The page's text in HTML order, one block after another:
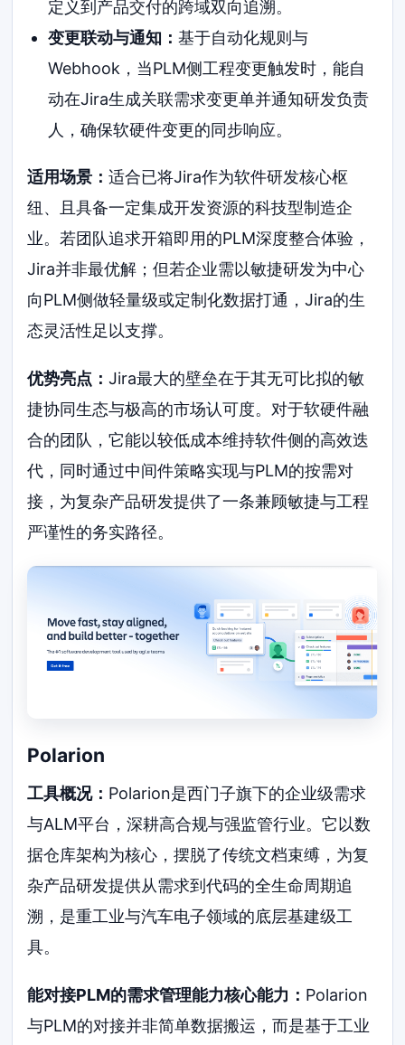
定义到产品交付的跨域双向追溯。
变更联动与通知： 基于自动化规则与
Webhook，当PLM侧工程变更触发时，能自
动在Jira生成关联需求变更单并通知研发负责
人，确保软硬件变更的同步响应。
适用场景：适合已将Jira作为软件研发核心枢
纽、且具备一定集成开发资源的科技型制造企
业。若团队追求开箱即用的PLM深度整合体验，
Jira并非最优解；但若企业需以敏捷研发为中心
向PLM侧做轻量级或定制化数据打通，Jira的生
态灵活性足以支撑。
优势亮点：Jira最大的壁垒在于其无可比拟的敏
捷协同生态与极高的市场认可度。对于软硬件融
合的团队，它能以较低成本维持软件侧的高效迭
代，同时通过中间件策略实现与PLM的按需对
接，为复杂产品研发提供了一条兼顾敏捷与工程
严谨性的务实路径。
Polarion
工具概况： Polarion是西门子旗下的企业级需求
与ALM平台，深耕高合规与强监管行业。它以数
据仓库架构为核心，摆脱了传统文档束缚，为复
杂产品研发提供从需求到代码的全生命周期追
溯，是重工业与汽车电子领域的底层基建级工
具。
能对接PLM的需求管理能力核心能力： Polarion
与PLM的对接并非简单数据搬运，而是基于工业